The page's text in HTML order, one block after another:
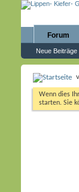
Forum
Neue Beiträge
Wenn dies
starten. Sie